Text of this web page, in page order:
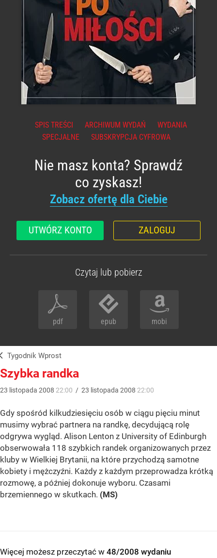
SPIS TREŚCI ARCHIWUM WYDAŃ
WYDANIA
SPECJALNE
SUBSKRYPCJA CYFROWA
Nie masz konta? Sprawdź
co zyskasz!
Zobacz ofertę dla Ciebie
UTWÓRZ KONTO ZALOGUJ
Czytaj lub pobierz
pdf epub mobi
Tygodnik Wprost
Szybka randka
23 listopada 2008 22:00 / 23 listopada 2008 22:00
Gdy spośród kilkudziesięciu osób w ciągu pięciu minut
musimy wybrać partnera na randkę, decydującą rolę
odgrywa wygląd. Alison Lenton z University of Edinburgh
obserwowała 118 szybkich randek organizowanych przez
kluby w Wielkiej Brytanii, na które przychodzą samotne
kobiety i mężczyźni. Każdy z każdym przeprowadza krótką
rozmowę, a później dokonuje wyboru. Czasami
brzemiennego w skutkach. (MS)
Więcej możesz przeczytać w 48/2008 wydaniu